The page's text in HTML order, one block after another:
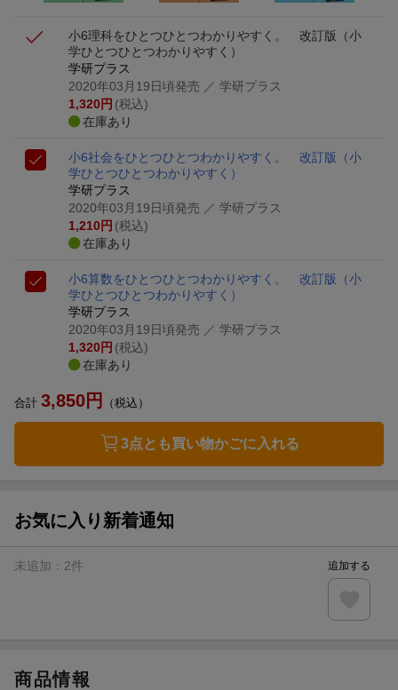
小6理科をひとつひとつわかりやすく。 改訂版 （小
学ひとつひとつわかりやすく）
学研プラス
2020年03月19日頃発売 ／ 学研プラス
1,320円 (税込)
在庫あり
小6社会をひとつひとつわかりやすく。 改訂版 （小
学ひとつひとつわかりやすく）
学研プラス
2020年03月19日頃発売 ／ 学研プラス
1,210円 (税込)
在庫あり
小6算数をひとつひとつわかりやすく。 改訂版 （小
学ひとつひとつわかりやすく）
学研プラス
2020年03月19日頃発売 ／ 学研プラス
1,320円 (税込)
在庫あり
合計 3,850円 （税込）
3点とも買い物かごに入れる
お気に入り新着通知
未追加： 2件 追加する
商品情報